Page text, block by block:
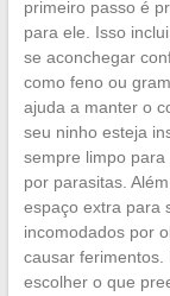
primeiro passo é
para ele. Isso
se aconchegar
como feno ou
ajuda a manter o
seu ninho esteja
sempre limpo
por parasitas.
espaço extra para
incomodados por
causar ferimentos.
escolher o que